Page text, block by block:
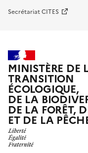
Secrétariat CITES
MINISTÈRE DE
TRANSITION
ÉCOLOGIQUE,
DE LA
DE LA FORÊT,
ET DE LA